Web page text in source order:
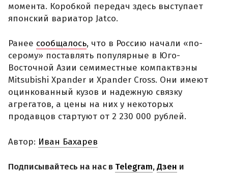
момента. Коробкой передач здесь выступает
японский вариатор Jatco.
Ранее сообщалось, что в Россию начали «по-
серому» поставлять популярные в Юго-
Восточной Азии семиместные компактвэны
Mitsubishi Xpander и Xpander Cross. Они имеют
оцинкованный кузов и надежную связку
агрегатов, а цены на них у некоторых
продавцов стартуют от 2 230 000 рублей.
Автор: Иван Бахарев
Подписывайтесь на нас в Telegram,Дзен и